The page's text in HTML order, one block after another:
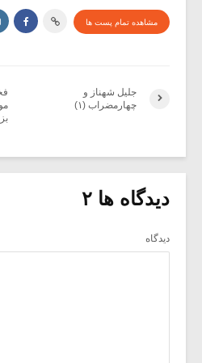
مشاهده تمام پست ها
جلیل شهناز و
چهارمضراب (۱)
دیدگاه ها ۲
دیدگاه